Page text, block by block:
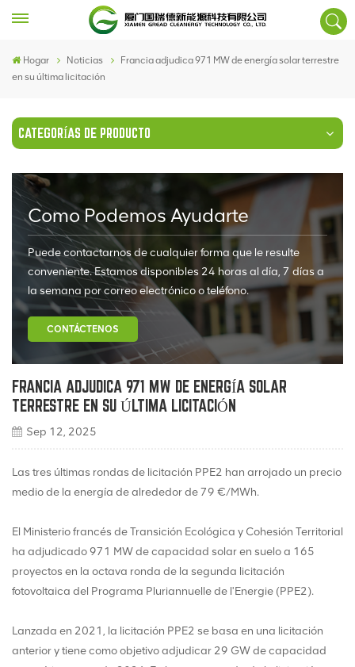
Hogar Noticias
Francia adjudica 971 MW de energía solar terrestre
en su última licitación
CATEGORÍAS DE PRODUCTO
Como Podemos Ayudarte
Puede contactarnos de cualquier forma que le resulte
conveniente. Estamos disponibles 24 horas al día, 7 días a
la semana por correo electrónico o teléfono.
CONTÁCTENOS
FRANCIA ADJUDICA 971 MW DE ENERGÍA SOLAR
TERRESTRE EN SU ÚLTIMA LICITACIÓN
Sep 12, 2025
Las tres últimas rondas de licitación PPE2 han arrojado un precio
medio de la energía de alrededor de 79 €/MWh.
El Ministerio francés de Transición Ecológica y Cohesión Territorial
ha adjudicado 971 MW de capacidad solar en suelo a 165
proyectos en la octava ronda de la segunda licitación
fotovoltaica del Programa Pluriannuelle de l'Energie (PPE2).
Lanzada en 2021, la licitación PPE2 se basa en una licitación
anterior y tiene como objetivo adjudicar 29 GW de capacidad